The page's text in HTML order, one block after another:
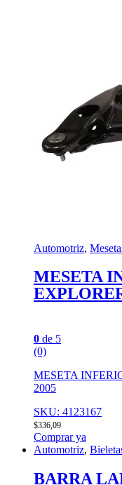
Automotriz,
MESETA
0 de 5
(0)
MESETA
2005
SKU: 4123167
$336,09
Comprar ya
Automotriz,
BARRA